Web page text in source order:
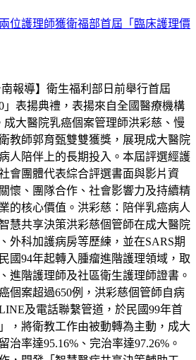
位護理師獲衛福部首屆「臨床護理價
南報導】衛生福利部日前舉行首屆
」表揚典禮，表揚來自全國醫療機構
成大醫院乳癌個案管理師洪彩慈、慢
教師郭育甄雙雙獲獎，展現成大醫院
人陪伴上的長期投入。本屆評選經護
會團體代表綜合評選書面與影片資
懷、團隊合作、社會影響力及持續精
的核心價值。洪彩慈：陪伴乳癌病人
慧共享決策洪彩慈個管師在成大醫院
外科加護病房等歷練，並在SARS期
國94年起轉入腫瘤進階護理領域，取
進階護理師及社區衛生護理師證書。
個案超過650例，洪彩慈個管師自病
及電話聯繫管道，於民國99年首
，將衛教工作由被動轉為主動，成大
治率達95.16%、完治率達97.26%。